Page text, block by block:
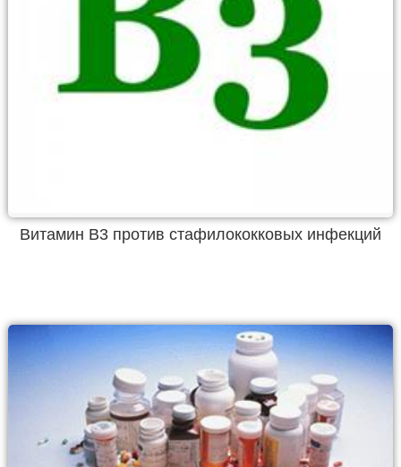
Витамин B3 против стафилококковых инфекций